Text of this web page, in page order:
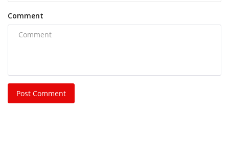
Comment
Post Comment